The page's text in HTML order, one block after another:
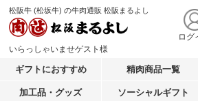
松阪牛 (松坂牛) の牛肉通販 松阪まるよし
いらっしゃいませゲスト様
ログ
ギフトにおすすめ 精肉商品一覧
加工品・グッズ ソーシャルギフト